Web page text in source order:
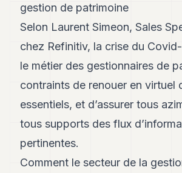
Andy
22
21
Andy
Andy
16
15
Andy
gestion de patrimoine
Selon Laurent Simeon, Sales
chez Refinitiv, la crise du
le métier des gestionnaires de
contraints de renouer en virtuel
essentiels, et d’assurer tous
tous supports des flux
pertinentes.
Comment le secteur de la